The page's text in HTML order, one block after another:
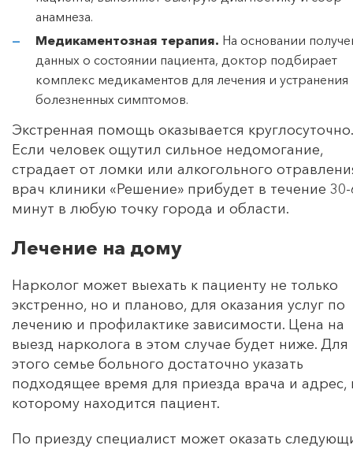
анамнеза.
Медикаментозная терапия. На основании
данных о состоянии пациента, доктор подбирает
комплекс медикаментов для лечения и устранения
болезненных симптомов.
Экстренная помощь оказывается круглосуточно.
Если человек ощутил сильное недомогание,
страдает от ломки или алкогольного
врач клиники «Решение» прибудет в течение
минут в любую точку города и области.
Лечение на дому
Нарколог может выехать к пациенту не только
экстренно, но и планово, для оказания услуг по
лечению и профилактике зависимости. Цена на
выезд нарколога в этом случае будет ниже. Для
этого семье больного достаточно указать
подходящее время для приезда врача и адрес,
которому находится пациент.
По приезду специалист может оказать